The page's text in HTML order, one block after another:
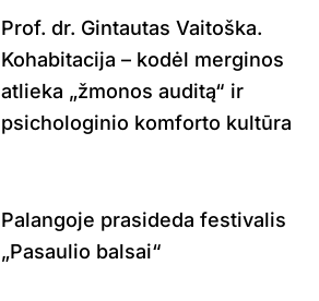
Prof. dr. Gintautas Vaitoška.
Kohabitacija – kodėl merginos
atlieka „žmonos auditą“ ir
psichologinio komforto kultūra
Palangoje prasideda festivalis
„Pasaulio balsai“